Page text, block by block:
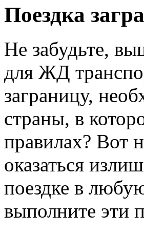
Поездка
Не забудьте,
для ЖД
заграницу,
страны, в
правилах? Вот
оказаться
поездке в
выполните эти